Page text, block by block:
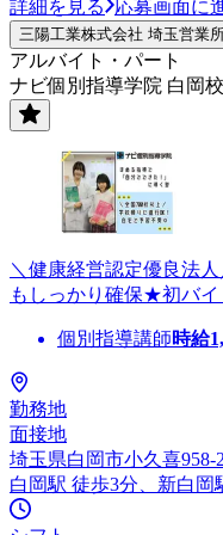
詳細を見る 応募画面に
三陽工業株式会社 埼玉営業
アルバイト・パート
ナビ個別指導学院 白岡校
＼健康経営認定優良法
もしっかり確保★初バイ
個別指導講師時給
勤務地
面接地
埼玉県白岡市小久喜958-2
白岡駅 徒歩3分、新白岡